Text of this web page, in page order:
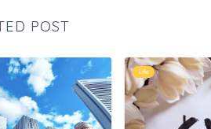
POST
Life